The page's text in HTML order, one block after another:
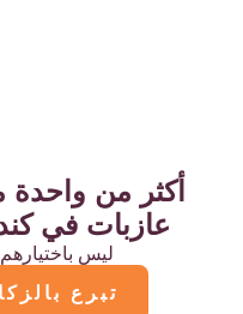
أكثر من
عازبات في
ليس
تبرع